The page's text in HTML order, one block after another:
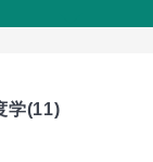
学(11)